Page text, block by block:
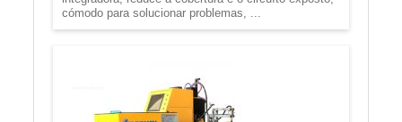
cómodo para solucionar problemas, ...